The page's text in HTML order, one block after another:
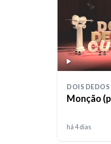
DOIS
Monção
há 4 dias